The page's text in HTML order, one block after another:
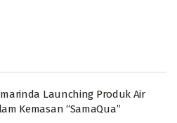
Launching Produk Air
Kemasan “SamaQua”